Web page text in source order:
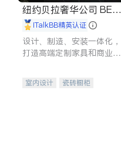
纽约贝拉奢华公司 BELL
A LUXE
iTalkBB精英认证
设计、制造、安装一体化，
打造高端定制家具和商业空
室内设计
瓷砖橱柜